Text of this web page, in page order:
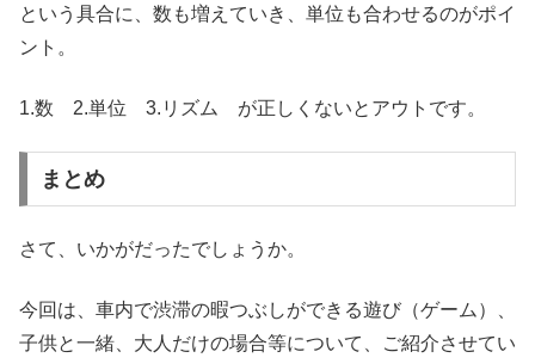
という具合に、数も増えていき、単位も合わせるのがポイ
ント。
1.数 2.単位 3.リズム が正しくないとアウトです。
まとめ
さて、いかがだったでしょうか。
今回は、車内で渋滞の暇つぶしができる遊び（ゲーム）、
子供と一緒、大人だけの場合等について、ご紹介させてい